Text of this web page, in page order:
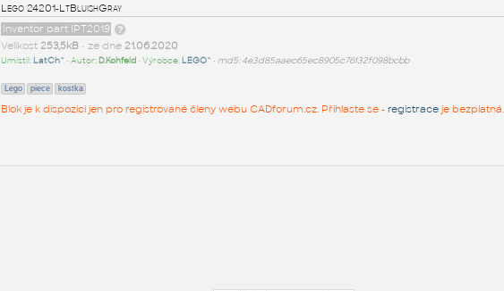
Lego 24201-LtBluishGray
Inventor part IPT2019
Velikost 253,5kB• ze dne 21.06.2020
Umístil: LatCh^ • Autor: D.Kohfeld• Výrobce: LEGO^ • md5: 4e3d85aaec65ec8905c76132f098bcbb
Lego piece kostka
Blok je k dispozici jen pro registrované členy webu CADforum.cz. Přihlaste se - registraceje bezplatná.